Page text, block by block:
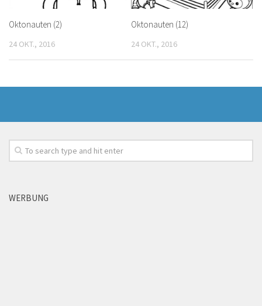
Oktonauten (2)
24 OKT., 2016
Oktonauten (12)
24 OKT., 2016
WERBUNG